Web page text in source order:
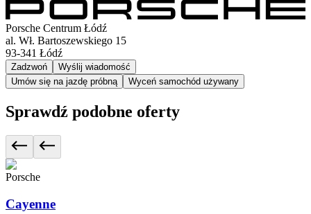
Porsche Centrum Łódź
al. Wł. Bartoszewskiego 15
93-341 Łódź
Zadzwoń
Wyślij wiadomość
Umów się na jazdę próbną
Wyceń samochód używany
Sprawdź podobne oferty
Porsche
Cayenne